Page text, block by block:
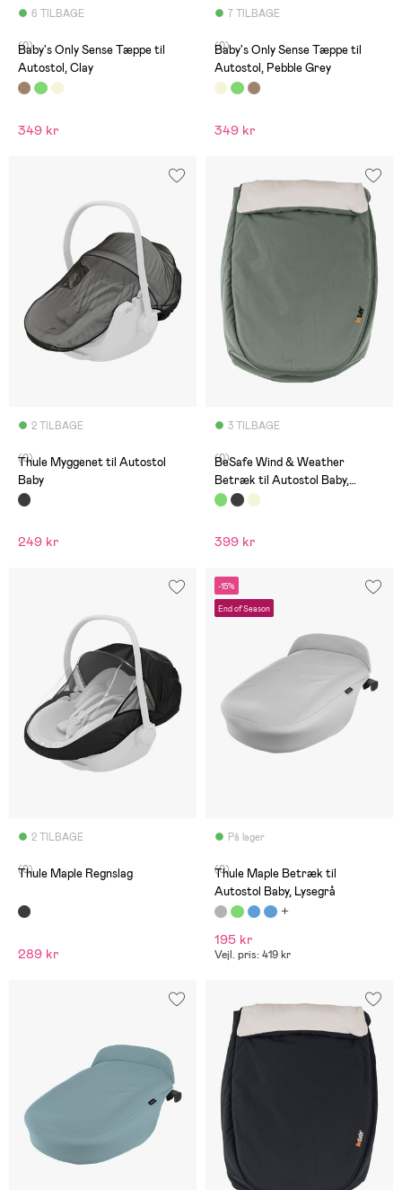
6 TILBAGE
(0)
Baby's Only Sense Tæppe til
Autostol, Clay
349 kr
7 TILBAGE
(0)
Baby's Only Sense Tæppe til
Autostol, Pebble Grey
349 kr
2 TILBAGE
(0)
Thule Myggenet til Autostol
Baby
249 kr
3 TILBAGE
(0)
BeSafe Wind & Weather
Betræk til Autostol Baby,
Meadow Green
399 kr
2 TILBAGE
(0)
Thule Maple Regnslag
289 kr
-15%
End of Season
På lager
(0)
Thule Maple Betræk til
Autostol Baby, Lysegrå
195 kr
Vejl. pris: 419 kr